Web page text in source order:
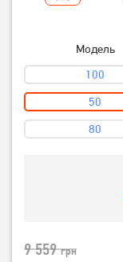
Модель
100
50
80
9 559грн